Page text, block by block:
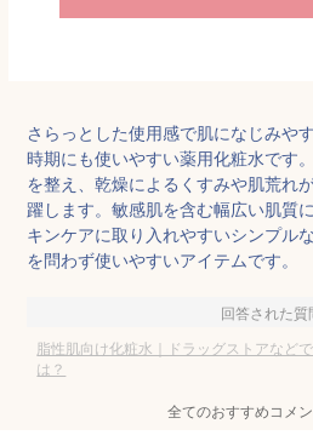
さらっとした使用感で肌になじみや
時期にも使いやすい薬用化粧水です
を整え、乾燥によるくすみや肌荒れ
躍します。敏感肌を含む幅広い肌質
キンケアに取り入れやすいシンプル
を問わず使いやすいアイテムです。
回答された質
脂性肌向け化粧水｜ドラッグストアなど
は？
全てのおすすめコメン